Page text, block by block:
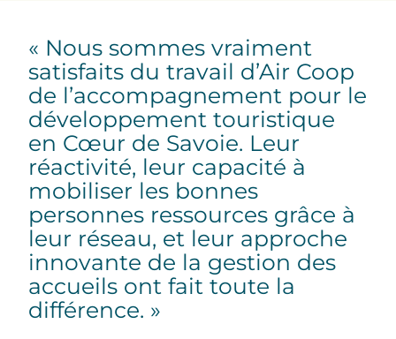
« Nous sommes vraiment
satisfaits du travail d’Air Coop
de l’accompagnement pour le
développement touristique
en Cœur de Savoie. Leur
réactivité, leur capacité à
mobiliser les bonnes
personnes ressources grâce à
leur réseau, et leur approche
innovante de la gestion des
accueils ont fait toute la
différence. »